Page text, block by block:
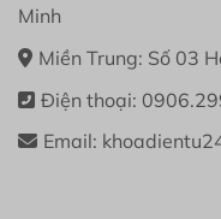
Minh
Miền Trung: Số 03
Điện thoại:
Email: